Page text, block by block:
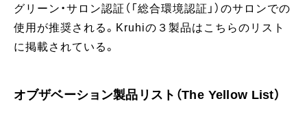
グリーン・サロン認証（「総合環境認証」）のサロンでの
使用が推奨される。Kruhiの３製品はこちらのリスト
に掲載されている。
オブザベーション製品リスト（The Yellow List）